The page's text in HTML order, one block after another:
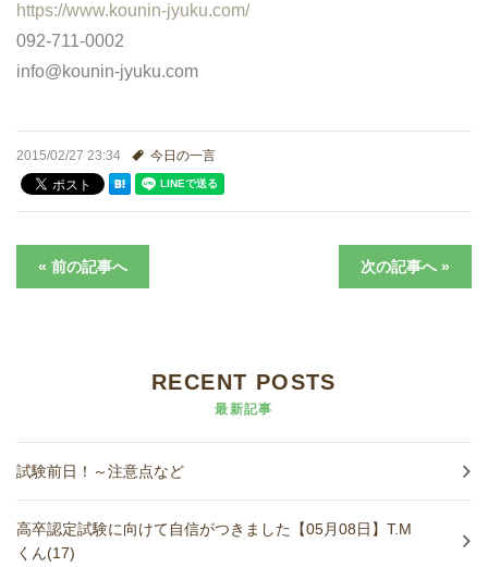
進学実績
生徒さんの声
https://www.kounin-jyuku.com/
092-711-0002
info@kounin-jyuku.com
2015/02/27 23:34 今日の一言
« 前の記事へ 次の記事へ »
RECENT POSTS
最新記事
試験前日！～注意点など
高卒認定試験に向けて自信がつきました【05月08日】T.M
くん(17)